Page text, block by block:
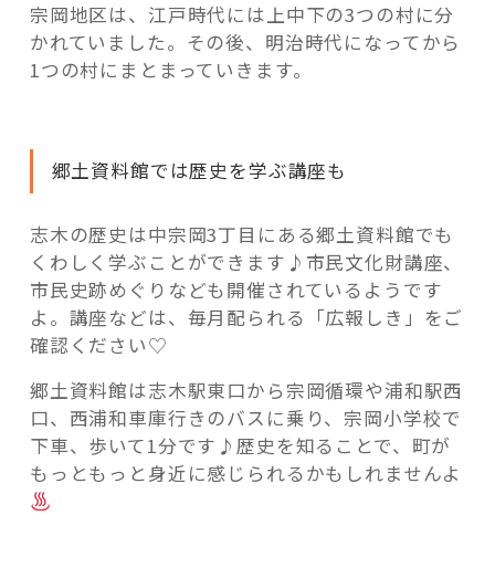
宗岡地区は、江戸時代には上中下の3つの村に分
かれていました。その後、明治時代になってから
1つの村にまとまっていきます。
郷土資料館では歴史を学ぶ講座も
志木の歴史は中宗岡3丁目にある郷土資料館でも
くわしく学ぶことができます♪市民文化財講座、
市民史跡めぐりなども開催されているようです
よ。講座などは、毎月配られる「広報しき」をご
確認ください♡
郷土資料館は志木駅東口から宗岡循環や浦和駅西
口、西浦和車庫行きのバスに乗り、宗岡小学校で
下車、歩いて1分です♪歴史を知ることで、町が
もっともっと身近に感じられるかもしれませんよ